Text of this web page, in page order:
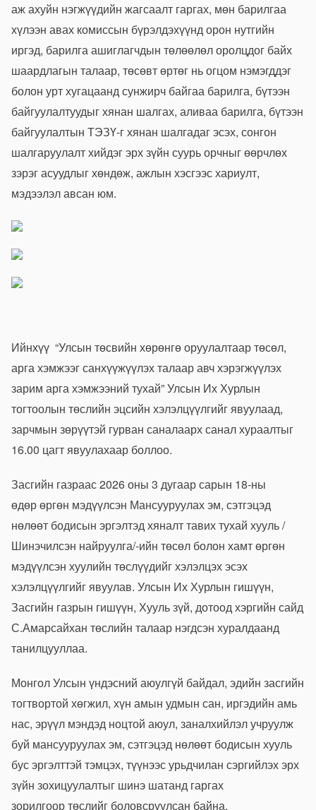
аж ахуйн нэгжүүдийн жагсаалт гаргах, мөн барилгаа
хүлээн авах комиссын бүрэлдэхүүнд орон нутгийн
иргэд, барилга ашиглагчдын төлөөлөл оролцдог байх
шаардлагын талаар, төсөвт өртөг нь огцом нэмэгддэг
болон урт хугацаанд сунжирч байгаа барилга, бүтээн
байгуулалтуудыг хянан шалгах, аливаа барилга, бүтээн
байгуулалтын ТЭЗҮ-г хянан шалгадаг эсэх, сонгон
шалгаруулалт хийдэг эрх зүйн суурь орчныг өөрчлөх
зэрэг асуудлыг хөндөж, ажлын хэсгээс хариулт,
мэдээлэл авсан юм.
Ийнхүү “Улсын төсвийн хөрөнгө оруулалтаар төсөл,
арга хэмжээг санхүүжүүлэх талаар авч хэрэгжүүлэх
зарим арга хэмжээний тухай” Улсын Их Хурлын
тогтоолын төслийн эцсийн хэлэлцүүлгийг явуулаад,
зарчмын зөрүүтэй гурван саналаарх санал хураалтыг
16.00 цагт явуулахаар боллоо.
Засгийн газраас 2026 оны 3 дугаар сарын 18-ны
өдөрөргөн мэдүүлсэн Мансууруулах эм, сэтгэцэд
нөлөөт бодисын эргэлтэд хяналт тавих тухай хууль /
Шинэчилсэн найруулга/-ийн төсөл болон хамт өргөн
мэдүүлсэн хуулийн төслүүдийг хэлэлцэх эсэх
хэлэлцүүлгийг явуулав. Улсын Их Хурлын гишүүн,
Засгийн газрын гишүүн, Хууль зүй, дотоод хэргийн сайд
С.Амарсайхан төслийн талаар нэгдсэн хуралдаанд
танилцууллаа.
Монгол Улсын үндэсний аюулгүй байдал, эдийн засгийн
тогтвортой хөгжил, хүн амын удмын сан, иргэдийн амь
нас, эрүүл мэндэд ноцтой аюул, заналхийлэл учруулж
буй мансууруулах эм, сэтгэцэд нөлөөт бодисын хууль
бус эргэлттэй тэмцэх, түүнээс урьдчилан сэргийлэх эрх
зүйн зохицуулалтыг шинэ шатанд гаргах
зорилгоор төслийг боловсруулсан байна.